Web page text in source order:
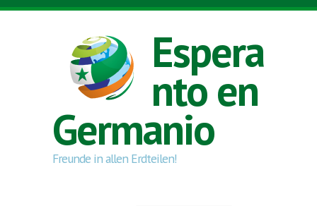
Skip to main content
Espera
nto en
Germanio
Freunde in allen Erdteilen!